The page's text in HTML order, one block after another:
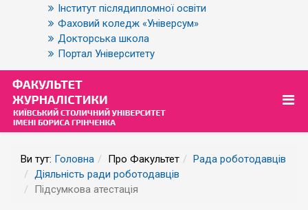
Інститут післядипломної освіти
Фаховий коледж «Універсум»
Докторська школа
Портал Університету
Ви тут: Головна Про Факультет
Рада роботодавців
Діяльність ради роботодавців
Підсумкова атестація